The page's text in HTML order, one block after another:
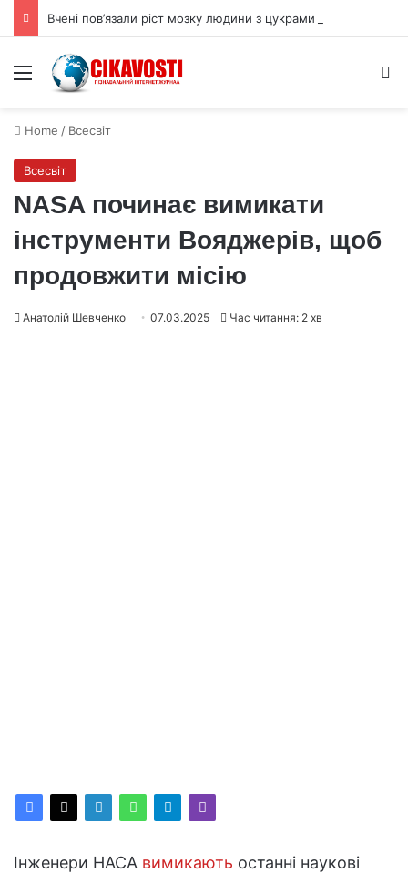
Вчені пов’язали ріст мозку людини з цукрами в раціоні
Menu
Home / Всесвіт
Всесвіт
NASA починає вимикати
інструменти Вояджерів, щоб
продовжити місію
Анатолій Шевченко 07.03.2025 Час читання: 2 хв
Інженери НАСА вимикають останні наукові